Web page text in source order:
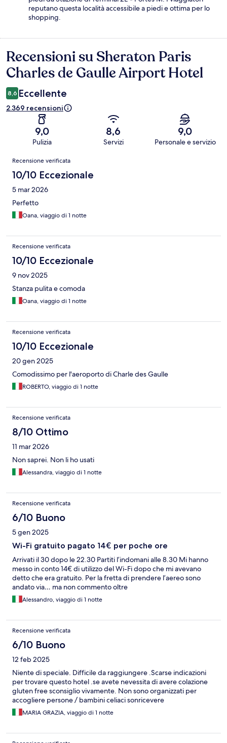
reputano questa località accessibile a piedi e ottima per lo
shopping.
Recensioni
Recensioni su Sheraton Paris
Charles de Gaulle Airport Hotel
8,6 Eccellente
2.369 recensioni
9,0
Pulizia
8,6
Servizi
9,0
Personale e servizio
Recensioni
Recensione verificata
10/10 Eccezionale
5 mar 2026
Perfetto
Oana, viaggio di 1 notte
Recensione verificata
10/10 Eccezionale
9 nov 2025
Stanza pulita e comoda
Oana, viaggio di 1 notte
Recensione verificata
10/10 Eccezionale
20 gen 2025
Comodissimo per l'aeroporto di Charle des Gaulle
ROBERTO, viaggio di 1 notte
Recensione verificata
8/10 Ottimo
11 mar 2026
Non saprei. Non li ho usati
Alessandra, viaggio di 1 notte
Recensione verificata
6/10 Buono
5 gen 2025
Wi-Fi gratuito pagato 14€ per poche ore
Arrivati il 30 dopo le 22.30 Partiti l’indomani alle 8.30 Mi hanno
messo in conto 14€ di utilizzo del Wi-Fi dopo che mi avevano
detto che era gratuito. Per la fretta di prendere l’aereo sono
andato via… ma non commento oltre
Alessandro, viaggio di 1 notte
Recensione verificata
6/10 Buono
12 feb 2025
Niente di speciale. Difficile da raggiungere .Scarse indicazioni
per trovare questo hotel .se avete nevessita di avere colazione
gluten free sconsiglio vivamente. Non sono organizzati per
accogliere persone / bambini celiaci sonricevere
MARIA GRAZIA, viaggio di 1 notte